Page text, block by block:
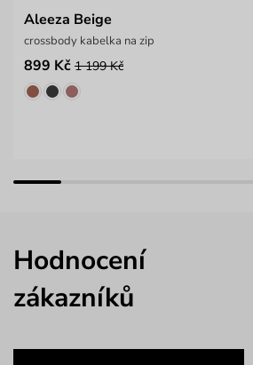
Aleeza Beige
crossbody kabelka na zip
899 Kč 1 199 Kč
Hodnocení
zákazníků